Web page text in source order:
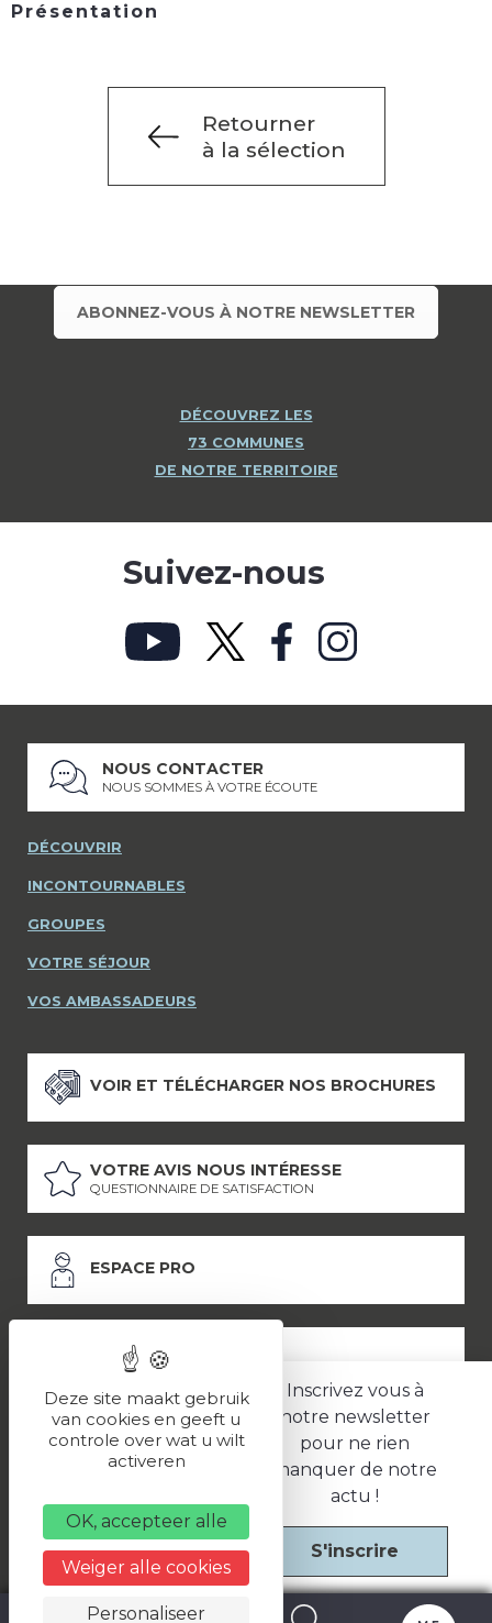
Présentation
Retourner
à la sélection
Inscrivez vous à
notre newsletter
pour ne rien
manquer de notre
actu !
S'inscrire
ABONNEZ-VOUS À NOTRE NEWSLETTER
DÉCOUVREZ LES
73 COMMUNES
DE NOTRE TERRITOIRE
Suivez-nous
NOUS CONTACTER
NOUS SOMMES À VOTRE ÉCOUTE
DÉCOUVRIR
INCONTOURNABLES
GROUPES
VOTRE SÉJOUR
VOS AMBASSADEURS
VOIR ET TÉLÉCHARGER NOS BROCHURES
VOTRE AVIS NOUS INTÉRESSE
QUESTIONNAIRE DE SATISFACTION
ESPACE PRO
ESPACE PRESSE
LES PARTENAIRES
Politique de confidentialité
Une réalisation
Deze site maakt gebruik
van cookies en geeft u
controle over wat u wilt
activeren
OK, accepteer alle
Weiger alle cookies
Personaliseer